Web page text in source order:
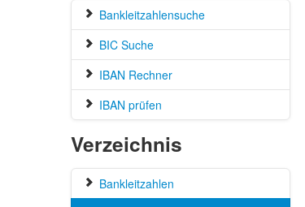
Bankleitzahlensuche
BIC Suche
IBAN Rechner
IBAN prüfen
Verzeichnis
Bankleitzahlen